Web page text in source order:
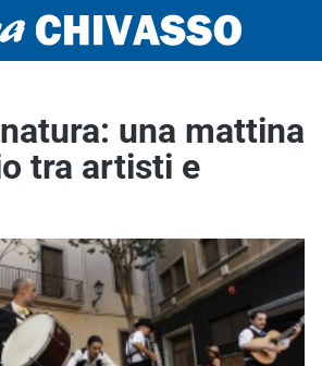
una mattina
tra artisti e